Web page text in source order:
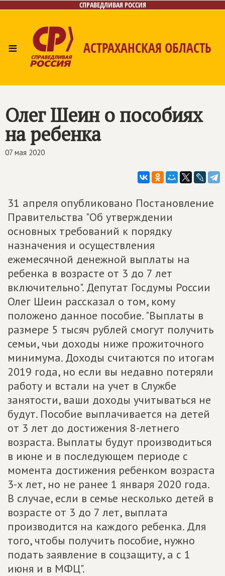
СПРАВЕДЛИВАЯ РОССИЯ
≡ АСТРАХАНСКАЯ ОБЛАСТЬ
Олег Шеин о пособиях
на ребенка
07 мая 2020
31 апреля опубликовано Постановление
Правительства "Об утверждении
основных требований к порядку
назначения и осуществления
ежемесячной денежной выплаты на
ребенка в возрасте от 3 до 7 лет
включительно". Депутат Госдумы России
Олег Шеин рассказал о том, кому
положено данное пособие. "Выплаты в
размере 5 тысяч рублей смогут получить
семьи, чьи доходы ниже прожиточного
минимума. Доходы считаются по итогам
2019 года, но если вы недавно потеряли
работу и встали на учет в Службе
занятости, ваши доходы учитываться не
будут. Пособие выплачивается на детей
от 3 лет до достижения 8-летнего
возраста. Выплаты будут производиться
в июне и в последующем периоде с
момента достижения ребенком возраста
3-х лет, но не ранее 1 января 2020 года.
В случае, если в семье несколько детей в
возрасте от 3 до 7 лет, выплата
производится на каждого ребенка. Для
того, чтобы получить пособие, нужно
подать заявление в соцзащиту, а с 1
июня и в МФЦ".